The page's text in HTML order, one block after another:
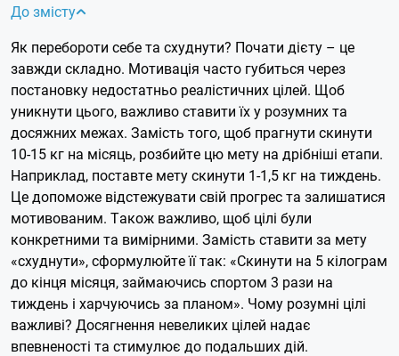
До змісту
Як перебороти себе та схуднути? Почати дієту – це
завжди складно. Мотивація часто губиться через
постановку недостатньо реалістичних цілей. Щоб
уникнути цього, важливо ставити їх у розумних та
досяжних межах. Замість того, щоб прагнути скинути
10-15 кг на місяць, розбийте цю мету на дрібніші етапи.
Наприклад, поставте мету скинути 1-1,5 кг на тиждень.
Це допоможе відстежувати свій прогрес та залишатися
мотивованим. Також важливо, щоб цілі були
конкретними та вимірними. Замість ставити за мету
«схуднути», сформулюйте її так: «Скинути на 5 кілограм
до кінця місяця, займаючись спортом 3 рази на
тиждень і харчуючись за планом». Чому розумні цілі
важливі? Досягнення невеликих цілей надає
впевненості та стимулює до подальших дій.